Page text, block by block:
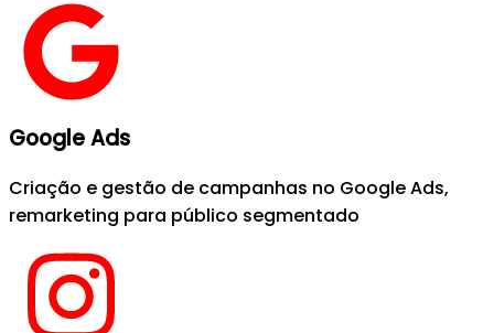
Google Ads
Criação e gestão de campanhas no Google Ads,
remarketing para público segmentado